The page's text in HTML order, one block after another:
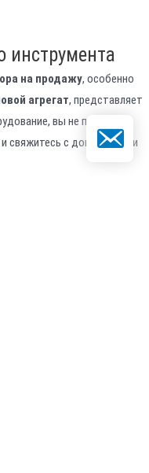
инструмента
на продажу, особенно
агрегат, представляет
вы не просто
свяжитесь с доверенными